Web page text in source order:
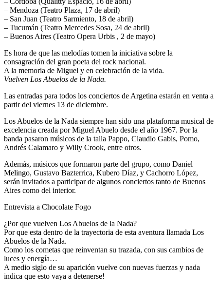
– Mendoza (Teatro Plaza, 17 de abril)
– San Juan (Teatro Sarmiento, 18 de abril)
– Tucumán (Teatro Mercedes Sosa, 24 de abril)
– Buenos Aires (Teatro Opera Urbis , 2 de mayo)
Es hora de que las melodías tomen la iniciativa sobre la
consagración del gran poeta del rock nacional.
A la memoria de Miguel y en celebración de la vida.
Vuelven Los Abuelos de la Nada.
Las entradas para todos los conciertos de Argetina estarán en venta a
partir del viernes 13 de diciembre.
Los Abuelos de la Nada siempre han sido una plataforma musical de
excelencia creada por Miguel Abuelo desde el año 1967. Por la
banda pasaron músicos de la talla Pappo, Claudio Gabis, Pomo,
Andrés Calamaro y Willy Crook, entre otros.
Además, músicos que formaron parte del grupo, como Daniel
Melingo, Gustavo Bazterrica, Kubero Díaz, y Cachorro López,
serán invitados a participar de algunos conciertos tanto de Buenos
Aires como del interior.
Entrevista a Chocolate Fogo
¿Por que vuelven Los Abuelos de la Nada?
Por que esta dentro de la trayectoria de esta aventura llamada Los
Abuelos de la Nada.
Como los cometas que reinventan su trazada, con sus cambios de
luces y energía…
A medio siglo de su aparición vuelve con nuevas fuerzas y nada
indica que esto vaya a detenerse!